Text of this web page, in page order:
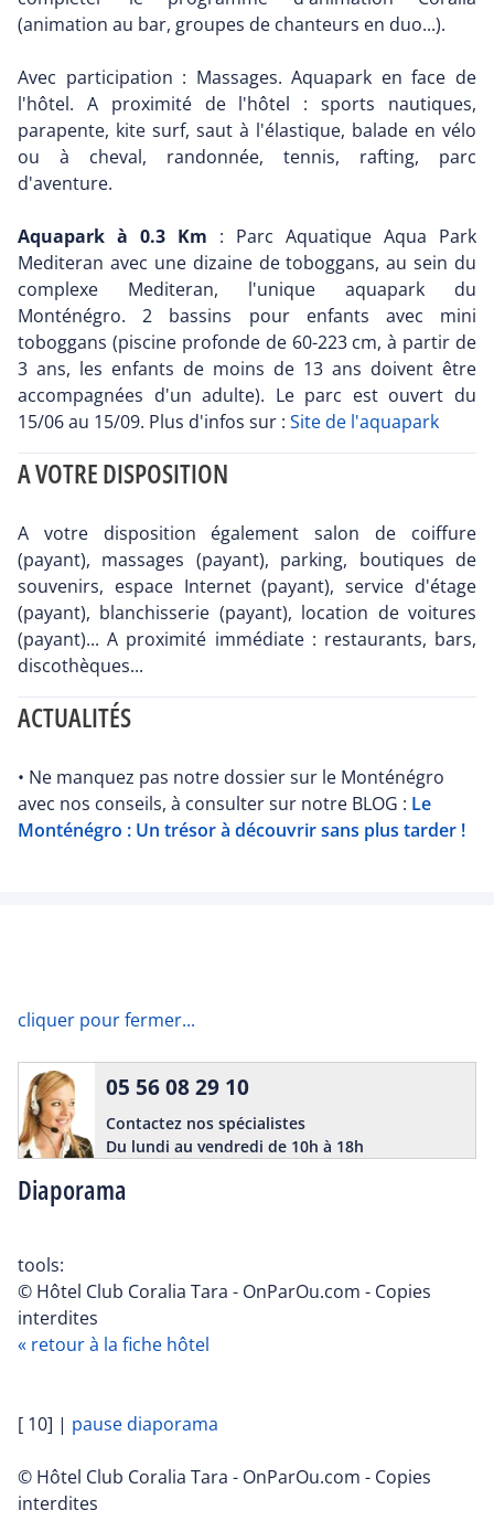
(animation au bar, groupes de chanteurs en duo...).
Avec participation : Massages. Aquapark en face de
l'hôtel. A proximité de l'hôtel : sports nautiques,
parapente, kite surf, saut à l'élastique, balade en vélo
ou à cheval, randonnée, tennis, rafting, parc
d'aventure.
Aquapark à 0.3 Km : Parc Aquatique Aqua Park
Mediteran avec une dizaine de toboggans, au sein du
complexe Mediteran, l'unique aquapark du
Monténégro. 2 bassins pour enfants avec mini
toboggans (piscine profonde de 60-223 cm, à partir de
3 ans, les enfants de moins de 13 ans doivent être
accompagnées d'un adulte). Le parc est ouvert du
15/06 au 15/09. Plus d'infos sur : Site de l'aquapark
A VOTRE DISPOSITION
A votre disposition également salon de coiffure
(payant), massages (payant), parking, boutiques de
souvenirs, espace Internet (payant), service d'étage
(payant), blanchisserie (payant), location de voitures
(payant)... A proximité immédiate : restaurants, bars,
discothèques...
ACTUALITÉS
• Ne manquez pas notre dossier sur le Monténégro
avec nos conseils, à consulter sur notre BLOG : Le
Monténégro : Un trésor à découvrir sans plus tarder !
cliquer pour fermer...
Diaporama
05 56 08 29 10
Contactez nos spécialistes
Du lundi au vendredi de 10h à 18h
tools:
© Hôtel Club Coralia Tara - OnParOu.com - Copies
interdites
« retour à la fiche hôtel
[ 10] | pause diaporama
© Hôtel Club Coralia Tara - OnParOu.com - Copies
interdites